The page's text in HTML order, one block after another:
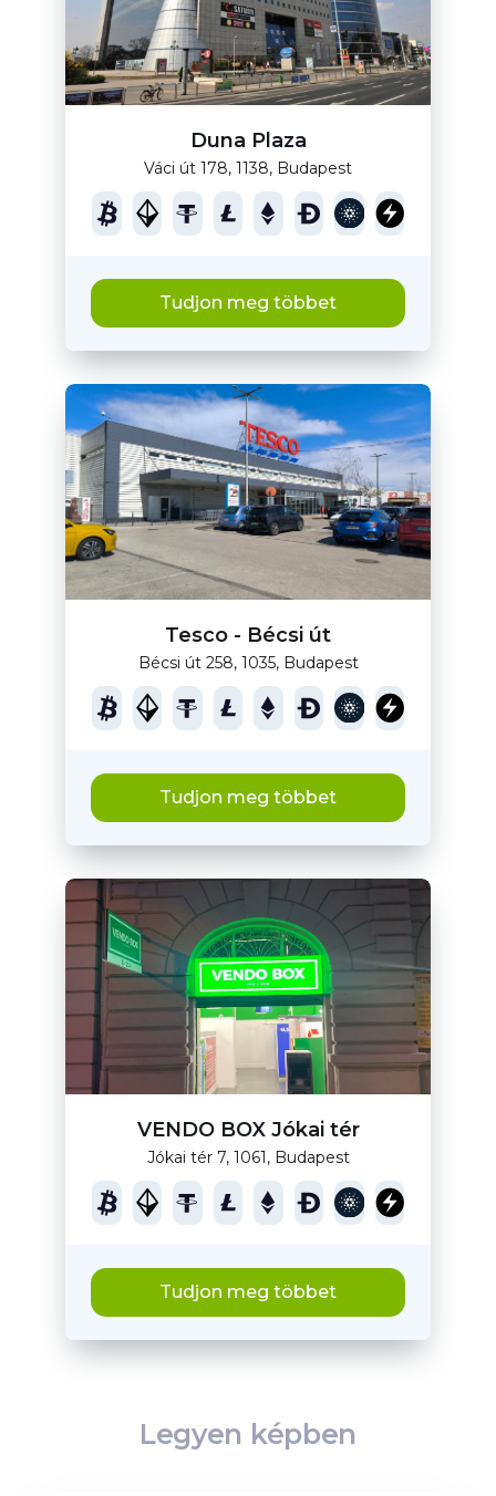
Duna Plaza
Váci út 178, 1138, Budapest
Tudjon meg többet
Tesco - Bécsi út
Bécsi út 258, 1035, Budapest
Tudjon meg többet
VENDO BOX Jókai tér
Jókai tér 7, 1061, Budapest
Tudjon meg többet
Legyen képben